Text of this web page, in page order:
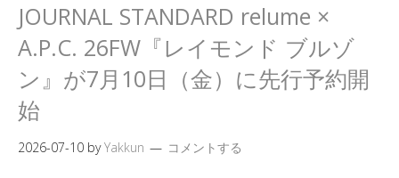
JOURNAL STANDARD relume ×
A.P.C. 26FW『レイモンド ブルゾ
ン』が7月10日（金）に先行予約開
始
2026-07-10 byYakkun コメントする